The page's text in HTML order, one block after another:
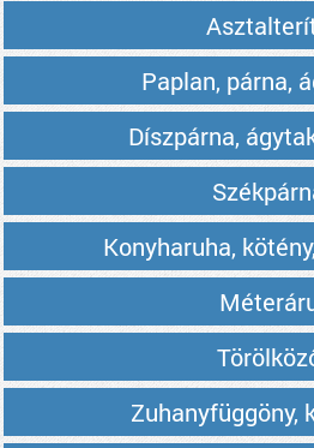
Paplan, párna,
Díszpárna,
Konyharuha,
Zuhanyfüggöny,